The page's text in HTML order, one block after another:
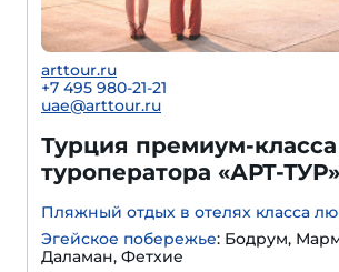
arttour.ru
+7 495 980-21-21
uae@arttour.ru
Турция премиум-класса
туроператора «АРТ-
Пляжный отдых в отелях класса
Эгейское побережье: Бодрум,
Даламан, Фетхие